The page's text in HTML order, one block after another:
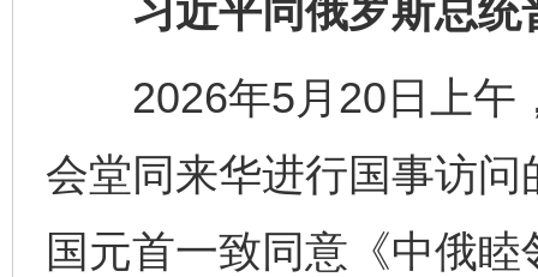
习近平同俄罗斯总统
2026年5月20日上午
会堂同来华进行国事访
国元首一致同意《中俄